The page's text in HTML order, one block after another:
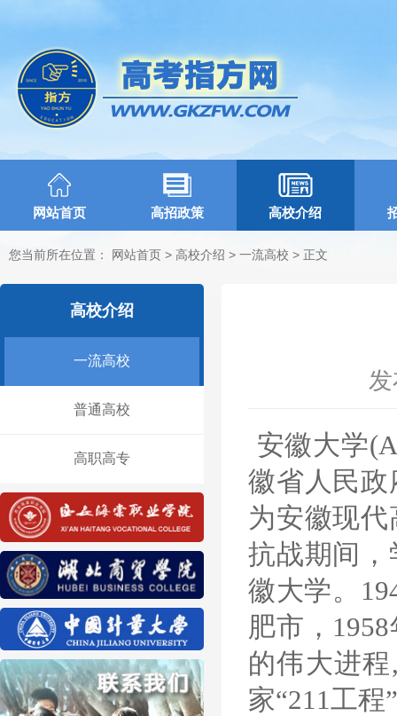
网站首页 高招政策 高校介绍
您当前所在位置： 网站首页 > 高校介绍 > 一流高校 > 正文
高校介绍
一流高校
普通高校
高职高专
安徽大学
徽省人民
为安徽现
抗战期间，
徽大学。
肥市，
的伟大进
家“211工